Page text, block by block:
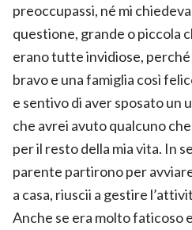
preoccupassi, né mi
questione, grande o piccola
erano tutte invidiose,
bravo e una famiglia così
e sentivo di aver sposato un
che avrei avuto qualcuno
per il resto della mia vita. In
parente partirono per
a casa, riuscii a gestire
Anche se era molto faticoso